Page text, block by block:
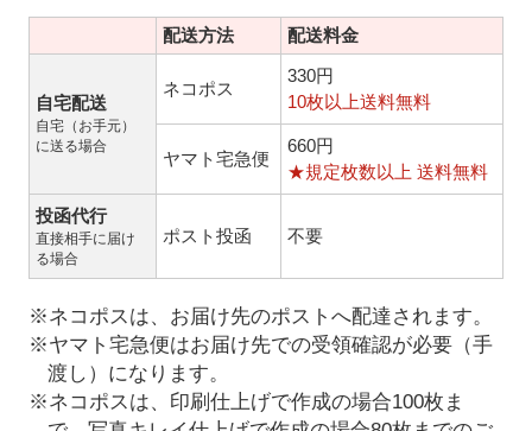
配送方法 配送料金
自宅配送
自宅（お手元）
に送る場合
ネコポス
330円
10枚以上送料無料
ヤマト宅急便
660円
★規定枚数以上 送料無料
投函代行
直接相手に届け
る場合
ポスト投函 不要
※ネコポスは、お届け先のポストへ配達されます。
※ヤマト宅急便はお届け先での受領確認が必要（手
渡し）になります。
※ネコポスは、印刷仕上げで作成の場合100枚ま